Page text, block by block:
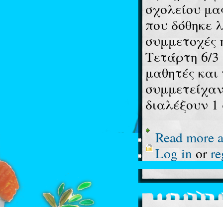
σχολείου
που δόθηκε
συμμετοχές
Τετάρτη 6/
μαθητές
διαλέξουν
Read more
Log in or